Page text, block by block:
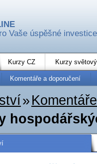
Vaše úspěšné investice
Kurzy CZ Kurzy
Komentáře a doporučení
»